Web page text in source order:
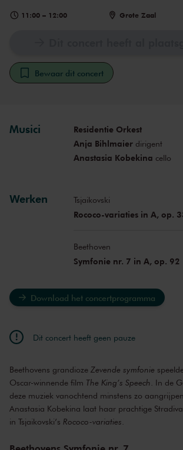
11:00 – 12:00 Grote Zaal
Bewaar dit concert
Musici
Residentie Orkest
Anja Bihlmaierdirigent
Anastasia Kobekina cello
Werken Tsjaikovski
Rococo-variaties in A, op.
Beethoven
Symfonie nr. 7 in A, op. 92
Download het concertprogramma
Dit concert heeft geen pauze
Beethovens grandioze Zevende symfonie
Oscar-winnende film The King’s Speech
. In de
deze muziek vanochtend minstens zo
Anastasia Kobekina laat haar prachtige
in Tsjaikovski’s Rococo-variaties